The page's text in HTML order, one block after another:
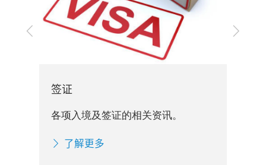
上
下
相关资讯。
旅游中心
了解更多